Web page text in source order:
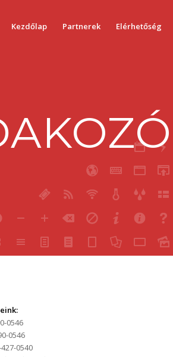
Kezdőlap Partnerek Elérhetőség
0546
0546
0540